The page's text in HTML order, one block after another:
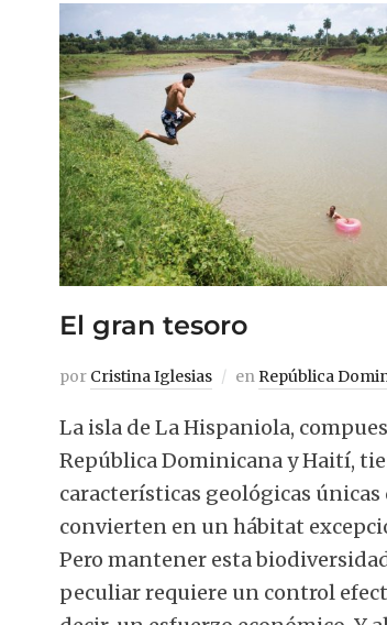
El gran tesoro
por Cristina Iglesias en República
La isla de La Hispaniola,
República Dominicana y Haití,
características geológicas únicas
convierten en un hábitat
Pero mantener esta
peculiar requiere un control